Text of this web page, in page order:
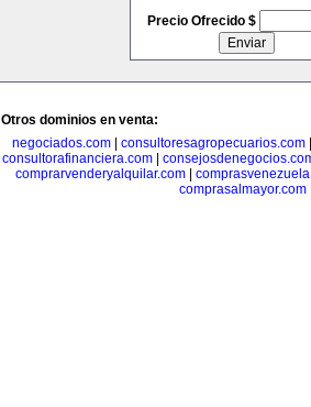
Precio Ofrecido $
Otros dominios en venta:
negociados.com
consultoresagropecuarios.com
consultorafinanciera.com|
comprarvenderyalquilar.com|
comprasalmayor.com